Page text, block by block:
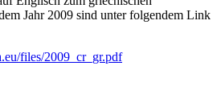
Jahr 2009 sind unter folgendem Link
files/2009_cr_gr.pdf